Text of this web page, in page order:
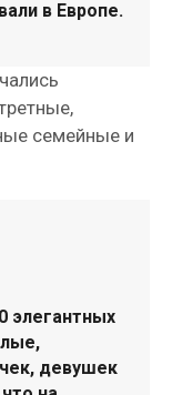
в Европе.
семейные и
элегантных
девушек